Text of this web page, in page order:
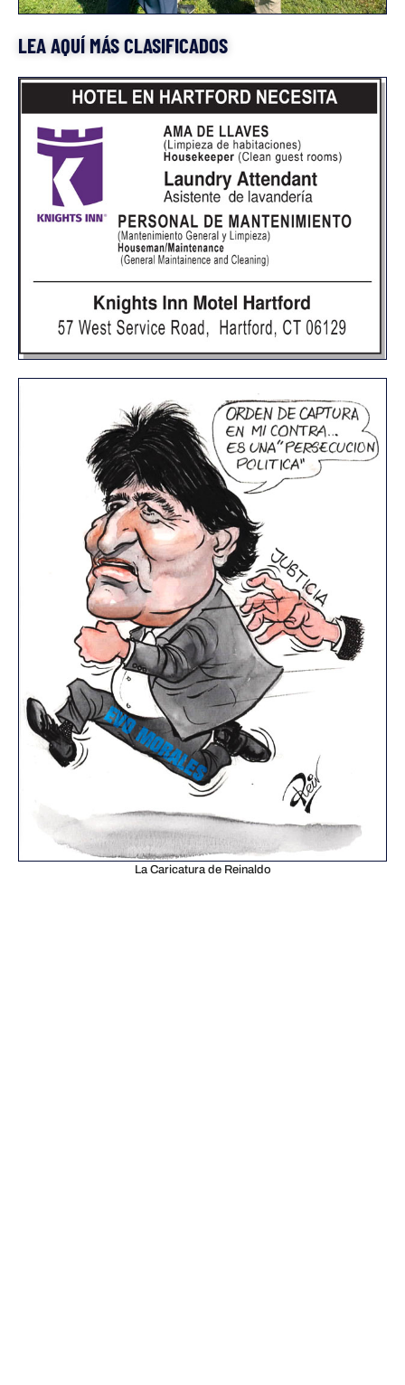
LEA AQUÍ MÁS CLASIFICADOS
La Caricatura de Reinaldo